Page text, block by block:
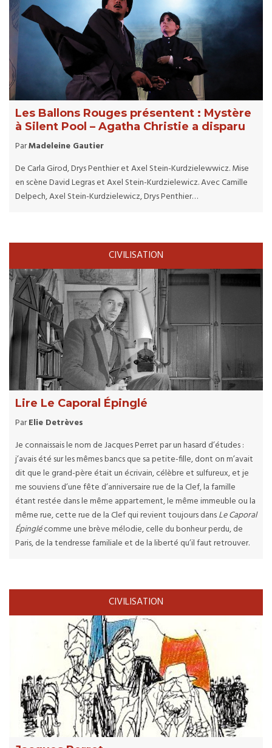
Les Ballons Rouges présentent : Mystère
à Silent Pool – Agatha Christie a disparu
ParMadeleine Gautier
De Carla Girod, Drys Penthier et Axel Stein-Kurdzielewwicz. Mise
en scène David Legras et Axel Stein-Kurdzielewicz. Avec Camille
Delpech, Axel Stein-Kurdzielewicz, Drys Penthier…
CIVILISATION
Lire Le Caporal Épinglé
ParElie Detrèves
Je connaissais le nom de Jacques Perret par un hasard d’études :
j’avais été sur les mêmes bancs que sa petite-fille, dont on m’avait
dit que le grand-père était un écrivain, célèbre et sulfureux, et je
me souviens d’une fête d’anniversaire rue de la Clef, la famille
étant restée dans le même appartement, le même immeuble ou la
même rue, cette rue de la Clef qui revient toujours dansLe Caporal
Épinglécomme une brève mélodie, celle du bonheur perdu, de
Paris, de la tendresse familiale et de la liberté qu’il faut retrouver.
CIVILISATION